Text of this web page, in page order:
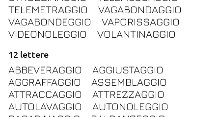
TELEMETRAGGIO
VAGABONDAGGIO
VAGABONDEGGIO
VAPORISSAGGIO
VIDEONOLEGGIO
VOLANTINAGGIO
12 lettere
ABBEVERAGGIO
AGGIUSTAGGIO
AGGRAFFAGGIO
ASSEMBLAGGIO
ATTRACCAGGIO
ATTREZZAGGIO
AUTOLAVAGGIO
AUTONOLEGGIO